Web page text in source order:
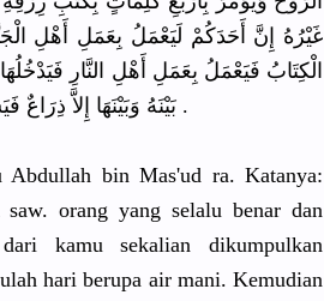
غَيْرُهُ إِنَّ أَحَدَكُمْ لَيَعْمَلُ بِعَمَلِ أَهْلِ
الْكِتَابُ فَيَعْمَلُ بِعَمَلِ أَهْلِ النَّارِ
بَيْنَهُ وَبَيْنَهَا إِلاَّ ذِرَاعٌ فَيَسْبِقُ عَلَيْهِ الْكِتَابُ فَيَعْمَلُ بِعَمَلِ أَهْلِ الْجَنَّةِ فَيَدْخُلُهَا .
bin Mas'ud ra. Katanya:
orang yang selalu benar dan
kamu sekalian dikumpulkan
hari berupa air mani. Kemudian